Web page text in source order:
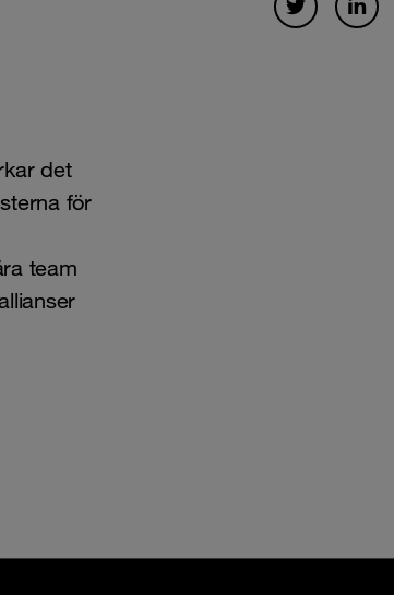
det
för
team